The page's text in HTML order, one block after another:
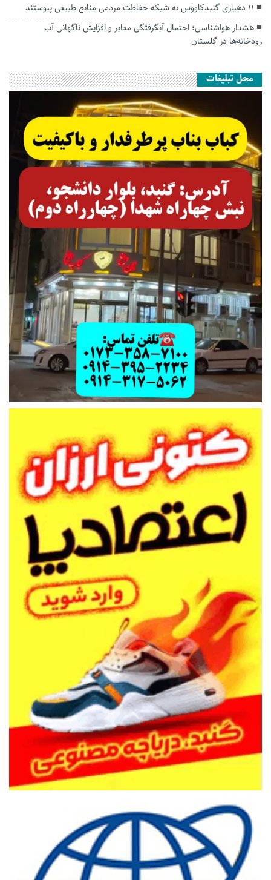
۱۱ دهیاری گنبدکاووس به شبکه حفاظت مردمی منابع طبیعی پیوستند
هشدار هواشناسی؛ احتمال آبگرفتگی معابر و افزایش ناگهانی آب
رودخانه‌ها در گلستان
محل تبلیغات